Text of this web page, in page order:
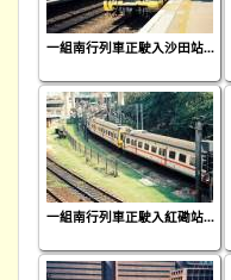
一組南行列車正駛入沙田站...
一組南行列車正駛入紅磡站...